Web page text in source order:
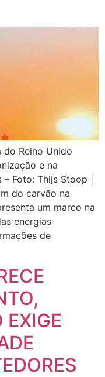
Reino Unido
e na
Foto: Thijs Stoop |
do carvão na
um marco na
energias
de
EXIGE